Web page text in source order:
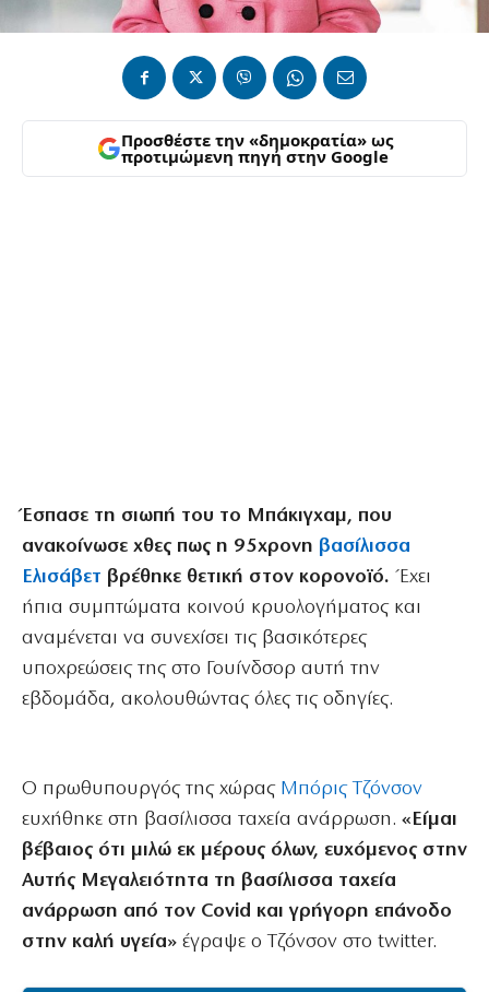
Προσθέστε την «δημοκρατία» ως
προτιμώμενη πηγή στην Google
Έσπασε τη σιωπή του το Μπάκιγχαμ, που
ανακοίνωσε χθες πως η 95χρονη βασίλισσα
Ελισάβετ βρέθηκε θετική στον κορονοϊό. Έχει
ήπια συμπτώματα κοινού κρυολογήματος και
αναμένεται να συνεχίσει τις βασικότερες
υποχρεώσεις της στο Γουίνδσορ αυτή την
εβδομάδα, ακολουθώντας όλες τις οδηγίες.
Ο πρωθυπουργός της χώρας Μπόρις Τζόνσον
ευχήθηκε στη βασίλισσα ταχεία ανάρρωση. «Είμαι
βέβαιος ότι μιλώ εκ μέρους όλων, ευχόμενος στην
Αυτής Μεγαλειότητα τη βασίλισσα ταχεία
ανάρρωση από τον Covid και γρήγορη επάνοδο
στην καλή υγεία» έγραψε ο Τζόνσον στο twitter.